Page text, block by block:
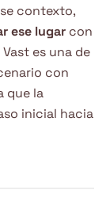
contexto,
ese lugar con
es una de
con
que la
inicial hacia